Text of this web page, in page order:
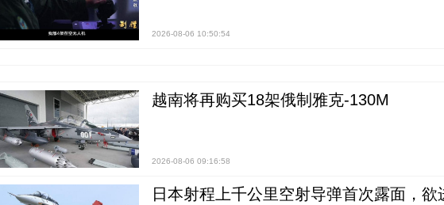
2026-08-06 10:50:54
越南将再购买18架俄制雅克-130M
2026-08-06 09:16:58
日本射程上千公里空射导弹首次露面，欲